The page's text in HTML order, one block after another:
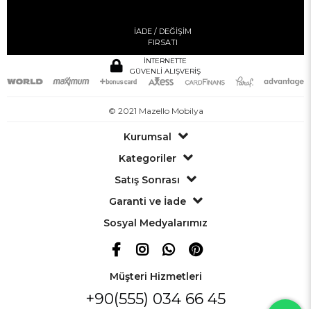
İADE / DEĞİŞİM
FIRSATI
İNTERNETTE
GÜVENLİ ALIŞVERİŞ
© 2021 Mazello Mobilya
Kurumsal
Kategoriler
Satış Sonrası
Garanti ve İade
Sosyal Medyalarımız
Müşteri Hizmetleri
+90(555) 034 66 45